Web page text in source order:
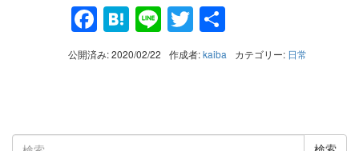
Facebook
Hatena
LineTwitter
有
公開済み: 2020/02/22 作成者:kaiba カテゴリー: 日常